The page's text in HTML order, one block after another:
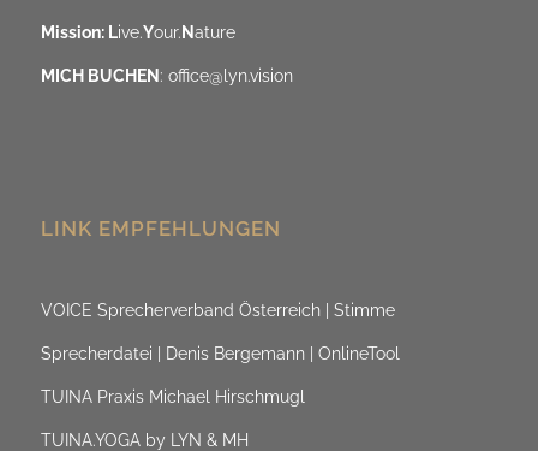
Mission: Live.Your. Nature
MICH BUCHEN : office@lyn.vision
LINK EMPFEHLUNGEN
VOICE Sprecherverband Österreich | Stimme
Sprecherdatei | Denis Bergemann | OnlineTool
TUINA Praxis Michael Hirschmugl
TUINA.YOGA by LYN & MH